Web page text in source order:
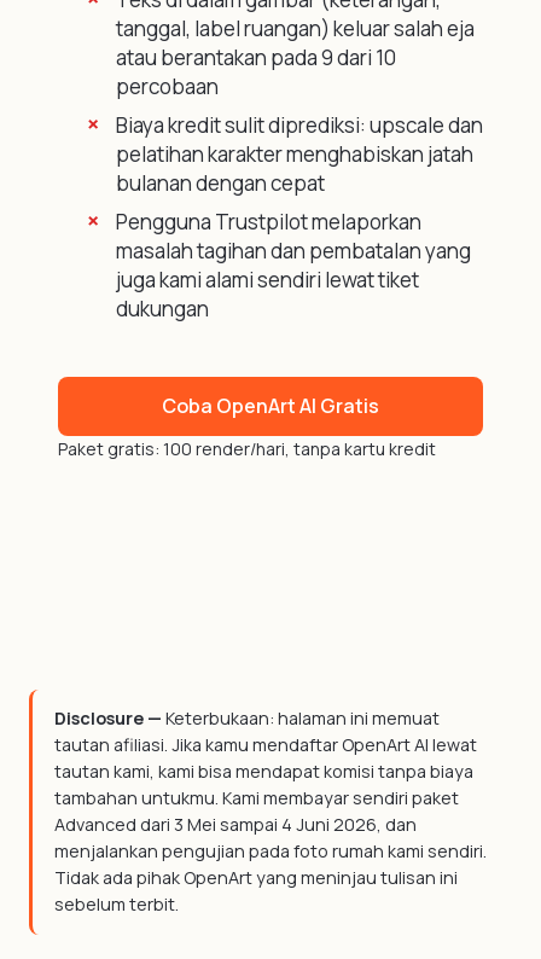
tanggal, label ruangan) keluar salah eja
atau berantakan pada 9 dari 10
percobaan
Biaya kredit sulit diprediksi: upscale dan
pelatihan karakter menghabiskan jatah
bulanan dengan cepat
Pengguna Trustpilot melaporkan
masalah tagihan dan pembatalan yang
juga kami alami sendiri lewat tiket
dukungan
Coba OpenArt AI Gratis
Paket gratis: 100 render/hari, tanpa kartu kredit
Disclosure — Keterbukaan: halaman ini memuat
tautan afiliasi. Jika kamu mendaftar OpenArt AI lewat
tautan kami, kami bisa mendapat komisi tanpa biaya
tambahan untukmu. Kami membayar sendiri paket
Advanced dari 3 Mei sampai 4 Juni 2026, dan
menjalankan pengujian pada foto rumah kami sendiri.
Tidak ada pihak OpenArt yang meninjau tulisan ini
sebelum terbit.